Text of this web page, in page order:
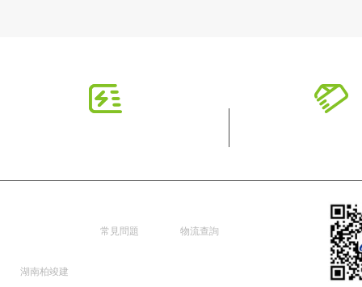
湖南柏竣建
常見問題 物流查詢